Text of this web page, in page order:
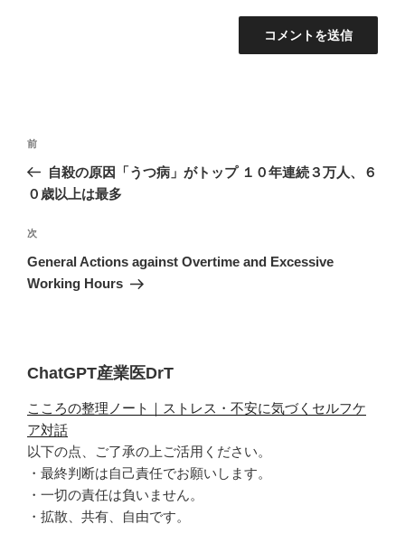
投
ナ
ゲ
ー
シ
過
去
の
稿
前
自殺の原因「うつ病」がトップ １０年連続３万人、６
０歳以上は最多
次
の
投
次
General Actions against Overtime and Excessive
Working Hours
ChatGPT産業医DrT
こころの整理ノート｜ストレス・不安に気づくセルフケ
ア対話
以下の点、ご了承の上ご活用ください。
・最終判断は自己責任でお願いします。
・一切の責任は負いません。
・拡散、共有、自由です。